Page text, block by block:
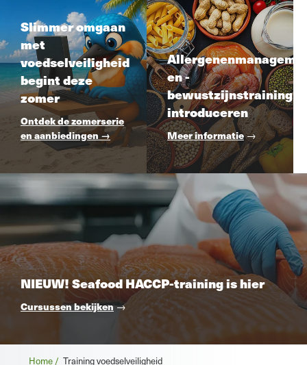
Slimmer omgaan
met
voedselveiligheid
begint deze
zomer
Ontdek de zomerserie
en aanbiedingen →
en -
bewustzijnstraining
introduceren
Meer informatie→
NIEUW! Seafood HACCP-training is hier
Cursussen bekijken→
Home / Training voedselveiligheid